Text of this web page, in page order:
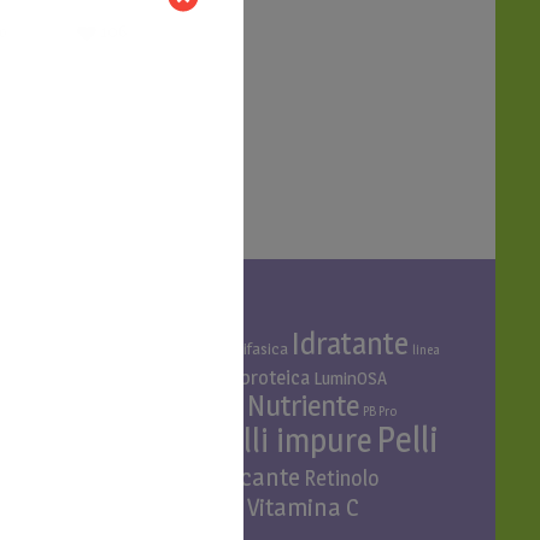
Bifasica Idratante linea
Linea proteica LuminOSA
Nutriente PB Pro
Pelli impure Pelli
Purificante Retinolo
Vitamina C